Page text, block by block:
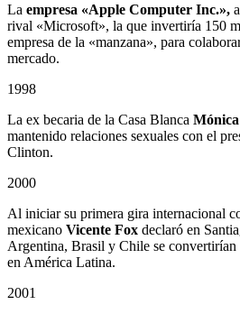
La empresa «Apple Computer Inc.»,
rival «Microsoft», la que invertiría 150
empresa de la «manzana», para
mercado.
1998
La ex becaria de la Casa Blanca
mantenido relaciones sexuales con el
Clinton.
2000
Al iniciar su primera gira internacional
mexicano Vicente Fox declaró en
Argentina, Brasil y Chile se convertirían
en América Latina.
2001